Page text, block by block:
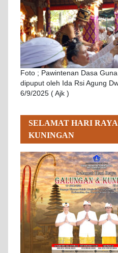
Foto ; Pawintenan Dasa
dipuput oleh Ida Rsi Agung
6/9/2025 ( Ajk )
SELAMAT HARI
KUNINGAN